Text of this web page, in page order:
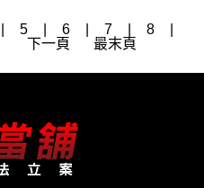
5 6 7 8
下一頁 最末頁